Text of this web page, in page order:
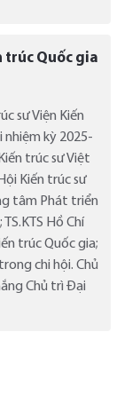
trúc Quốc gia
sư Viện Kiến
kỳ 2025-
trúc sư Việt
Kiến trúc sư
tâm Phát triển
Hồ Chí
trúc Quốc gia;
chi hội. Chủ
Chủ trì Đại